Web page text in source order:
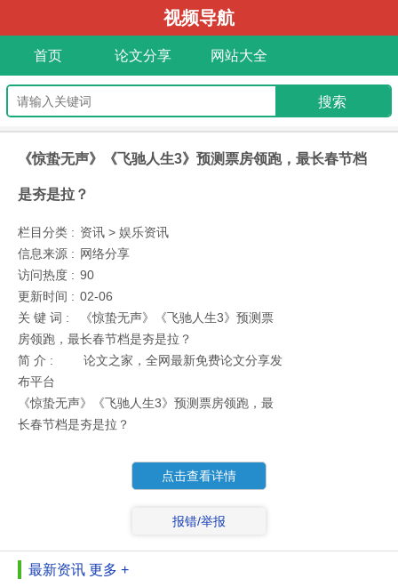
视频导航
首页 论文分享 网站大全
《惊蛰无声》《飞驰人生3》预测票房领跑，最长春节档
是夯是拉？
栏目分类 : 资讯 > 娱乐资讯
信息来源 : 网络分享
访问热度 : 90
更新时间 : 02-06
关 键 词 :
《惊蛰无声》《飞驰人生3》预测票
房领跑，最长春节档是夯是拉？
简 介 :
论文之家，全网最新免费论文分享发
布平台
《惊蛰无声》《飞驰人生3》预测票房领跑，最
长春节档是夯是拉？
点击查看详情
报错/举报
最新资讯 更多 +